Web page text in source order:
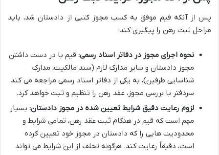
پس از آنکه قیم موفق به کسب مجوز کتبی از دادستان شد، باید
مراحل ثبت رهن را پیگیری کند:
نحوه اجرای مجوز در دفاتر اسناد رسمی: قیم با در دست داشتن
مجوز دادستان و سایر مدارک لازم (سند مالکیت، مدارک
شناسایی طرفین)، به یکی از دفاتر اسناد رسمی مراجعه می کند.
سردفتر با بررسی مجوز، عقد رهن را تنظیم و ثبت خواهد کرد.
لزوم رعایت دقیق شرایط تعیین شده در مجوز دادستان: بسیار
مهم است که قیم در هنگام ثبت عقد رهن، تمامی شرایط و
محدودیت هایی را که دادستان در مجوز خود تعیین کرده
است، دقیقاً رعایت کند. هرگونه تخلف از این شرایط می تواند